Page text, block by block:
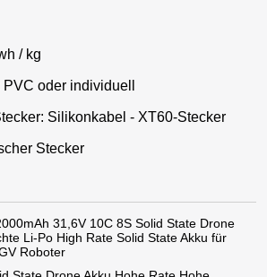
/ kg
oder individuell
Silikonkabel - XT60-Stecker
Stecker
31,6V 10C 8S Solid State Drone
Li-Po High Rate Solid State Akku für
Roboter